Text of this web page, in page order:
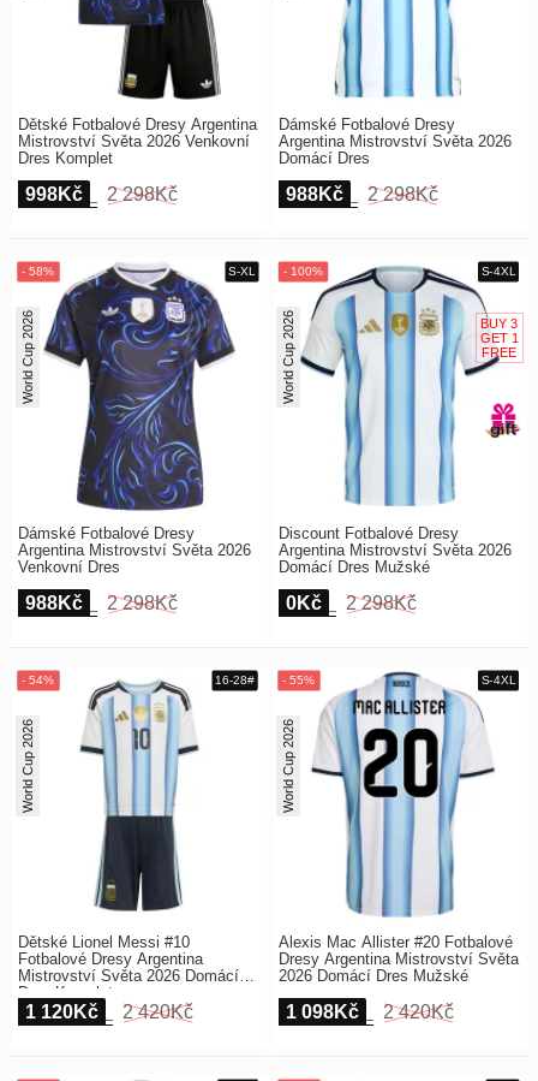
Dětské Fotbalové Dresy Argentina
Mistrovství Světa 2026 Venkovní
Dres Komplet
998Kč 2 298Kč
Dámské Fotbalové Dresy
Argentina Mistrovství Světa 2026
Domácí Dres
988Kč 2 298Kč
Dámské Fotbalové Dresy
Argentina Mistrovství Světa 2026
Venkovní Dres
World Cup 2026
988Kč 2 298Kč
Discount Fotbalové Dresy
Argentina Mistrovství Světa 2026
Domácí Dres Mužské
World Cup 2026
0Kč 2 298Kč
Dětské Lionel Messi #10
Fotbalové Dresy Argentina
Mistrovství Světa 2026 Domácí
Dres Komplet
World Cup 2026
1 120Kč 2 420Kč
Alexis Mac Allister #20 Fotbalové
Dresy Argentina Mistrovství Světa
2026 Domácí Dres Mužské
World Cup 2026
1 098Kč 2 420Kč